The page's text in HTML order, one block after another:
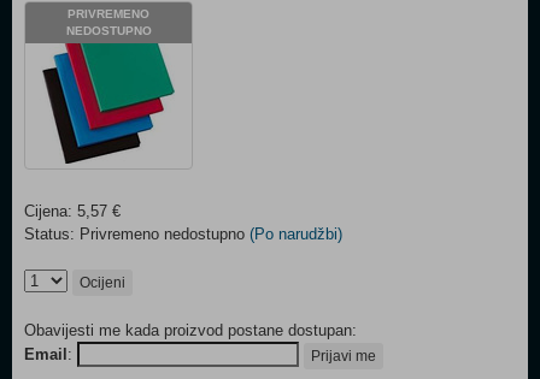
PRIVREMENO
NEDOSTUPNO
Cijena: 5,57 €
Status: Privremeno nedostupno (Po narudžbi)
Ocijeni
Obavijesti me kada proizvod postane dostupan:
Email : Prijavi me